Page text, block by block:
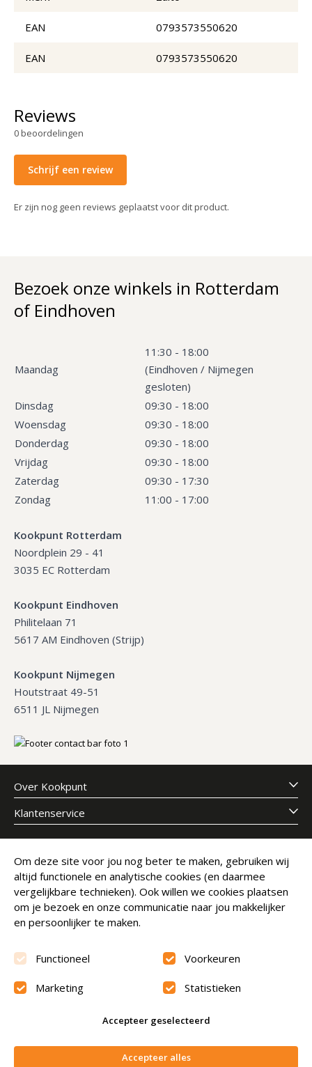
In winkelwagen
EAN 0793573550620
EAN 0793573550620
Reviews
0beoordelingen
Schrijf een review
Er zijn nog geen reviews geplaatst voor dit product.
Bezoek onze winkels in Rotterdam
of Eindhoven
Maandag
11:30 - 18:00
(Eindhoven / Nijmegen
gesloten)
Dinsdag
09:30 - 18:00
Woensdag
09:30 - 18:00
Donderdag
09:30 - 18:00
Vrijdag
09:30 - 18:00
Zaterdag
09:30 - 17:30
Zondag
11:00 - 17:00
Kookpunt Rotterdam
Noordplein 29 - 41
3035 EC Rotterdam
Kookpunt Eindhoven
Philitelaan 71
5617 AM Eindhoven (Strijp)
Kookpunt Nijmegen
Houtstraat 49-51
6511 JL Nijmegen
Over Kookpunt
Klantenservice
Meld je aan voor onze nieuwsbrief
E-mailadres
Abonneer
Beoordeling9.6
© Copyright 2026 Kookpunt.nl|Algemene voorwaarden
Om deze site voor jou nog beter te maken, gebruiken wij
altijd functionele en analytische cookies (en daarmee
vergelijkbare technieken). Ook willen we cookies plaatsen
om je bezoek en onze communicatie naar jou makkelijker
en persoonlijker te maken.
Functioneel Voorkeuren
Marketing Statistieken
Accepteer geselecteerd
Accepteer alles